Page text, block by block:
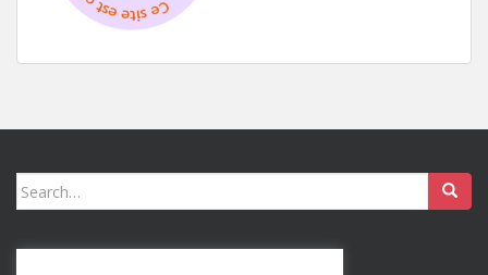
Search
for: